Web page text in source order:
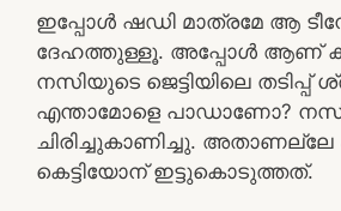
ഇപ്പോൾ ഷഡി മാത്രമേ ആ
ദേഹത്തുള്ളൂ. അപ്പോൾ ആണ്
നസിയുടെ ജെട്ടിയിലെ തടിപ്പ്
എന്താമോളെ പാഡാണോ?
ചിരിച്ചുകാണിച്ചു. അതാണല്ലേ
കെട്ടിയോന് ഇട്ടുകൊടുത്തത്.